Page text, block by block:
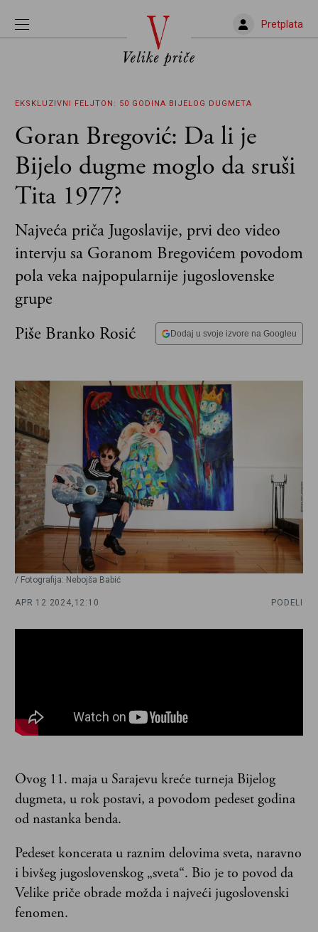
Pretplata
EKSKLUZIVNI FELJTON: 50 GODINA BIJELOG DUGMETA
Goran Bregović: Da li je
Bijelo dugme moglo da sruši
Tita 1977?
Najveća priča Jugoslavije, prvi deo video
intervju sa Goranom Bregovićem povodom
pola veka najpopularnije jugoslovenske
grupe
Piše Branko Rosić
Dodaj u svoje izvore na Googleu
/ Fotografija: Nebojša Babić
APR 12 2024, 12:10 PODELI
Ovog 11. maja u Sarajevu kreće turneja Bijelog
dugmeta, u rok postavi, a povodom pedeset godina
od nastanka benda.
Pedeset koncerata u raznim delovima sveta, naravno
i bivšeg jugoslovenskog „sveta“. Bio je to povod da
Velike priče obrade možda i najveći jugoslovenski
fenomen.